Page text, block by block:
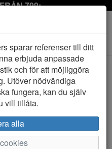
799:-
sparar referenser till ditt
erbjuda anpassade
och för att möjliggöra
Utöver nödvändiga
fungera, kan du själv
vill tillåta.
alla